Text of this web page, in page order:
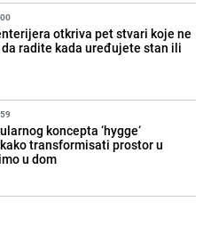
otkriva pet stvari koje ne
radite kada uređujete stan ili
koncepta ‘hygge‘
transformisati prostor u
u dom